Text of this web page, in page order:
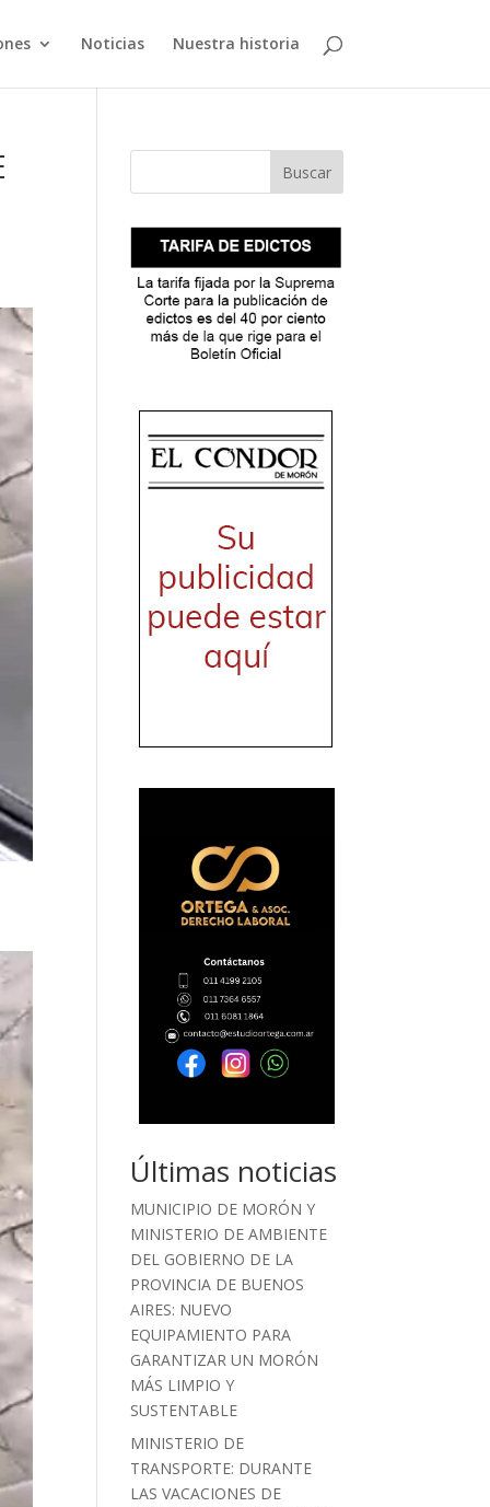
Noticias Nuestra historia
Buscar
Últimas noticias
MUNICIPIO DE MORÓN Y
MINISTERIO DE AMBIENTE
DEL GOBIERNO DE LA
PROVINCIA DE BUENOS
AIRES: NUEVO
EQUIPAMIENTO PARA
GARANTIZAR UN MORÓN
MÁS LIMPIO Y
SUSTENTABLE
MINISTERIO DE
TRANSPORTE: DURANTE
LAS VACACIONES DE